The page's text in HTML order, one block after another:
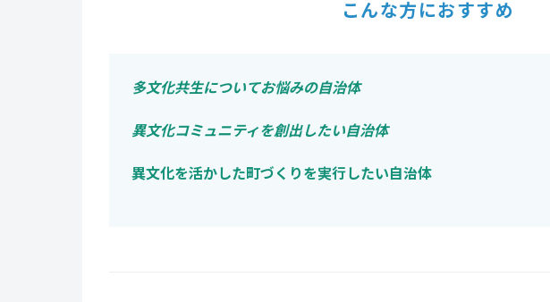
こんな方におすすめ
多文化共生についてお悩みの自治体
異文化コミュニティを創出したい自治体
異文化を活かした町づくりを実行したい自治体